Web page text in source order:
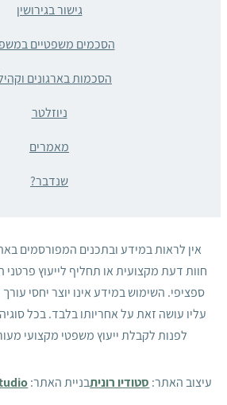
גישור בגירושין
הסכמים משפטיים
הסכמות בארגונים
ניוזלטר
מאמרים
שנדבר?
אין לראות במידע ובתכנים המפורסמים
חוות דעת מקצועית או תחליף לייעוץ
ספציפי. השימוש במידע אינו יוצר יחסי
עליו עושה זאת על אחריותו בלבד. בכל
לפנות לקבלת ייעוץ משפטי מקצועי
עיצוב האתר: סטודיו רוניתבניית האתר: